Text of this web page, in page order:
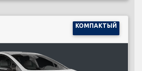
КОМПАКТЫЙ